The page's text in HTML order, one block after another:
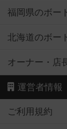
福岡県のボー
北海道のボー
オーナー・店
運営者情報
ご利用規約